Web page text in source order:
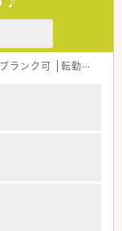
ブランク可 転勤なし